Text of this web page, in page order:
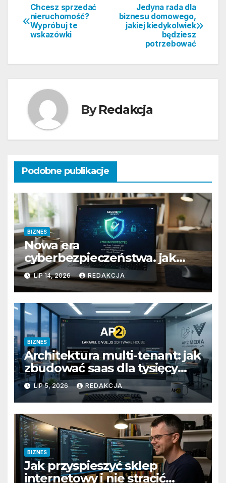
Jedyna rada dla
biznesu domowego,
jakiej kiedykolwiek
będziesz
potrzebować
Chcesz sprzedać
nieruchomość?
Wypróbuj te
wskazówki
ByRedakcja
Podobne publikacje
BIZNES
Nowa era
cyberbezpieczeństwa. jak
przygotować firmę na
wyzwania prawne i
technologiczne?
LIP 14, 2026 REDAKCJA
BIZNES
Architektura multi-tenant: jak
zbudować saas dla tysięcy
klientów
LIP 5, 2026 REDAKCJA
BIZNES
Jak przyspieszyć sklep
internetowy i nie stracić